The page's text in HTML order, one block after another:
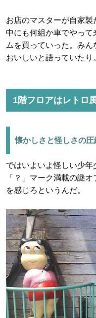
お店のマスターが自家
中にも何組か車でやっ
ムを買っていった。み
おいしいと語っていたり
1階フロアはレトロ
懐かしさと怪しさの圧
ではいよいよ怪しい少
「？」マーク満載の謎
を感じろというんだ。